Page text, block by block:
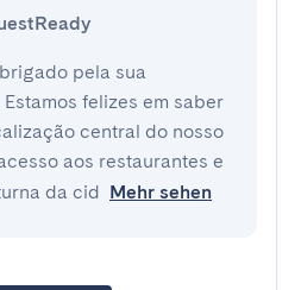
pela sua
felizes em saber
central do nosso
aos restaurantes e
da cid Mehr sehen